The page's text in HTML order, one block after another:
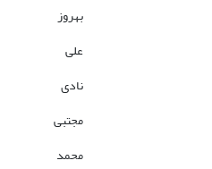
بهروز
علی
نادی
مجتبی
محمد